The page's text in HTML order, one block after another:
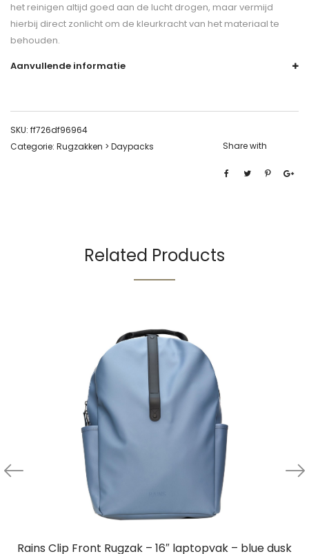
het reinigen altijd goed aan de lucht drogen, maar vermijd
hierbij direct zonlicht om de kleurkracht van het materiaal te
behouden.
Aanvullende informatie
SKU: ff726df96964
Categorie: Rugzakken > Daypacks Share with
Related Products
Rains Clip Front Rugzak – 16″ laptopvak – blue dusk